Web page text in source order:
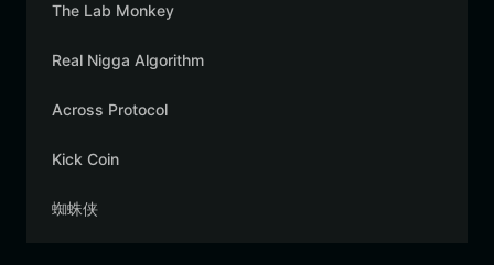
The Lab Monkey
Real Nigga Algorithm
Across Protocol
Kick Coin
蜘蛛侠